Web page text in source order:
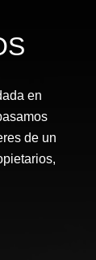
en
de un